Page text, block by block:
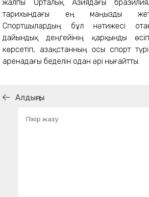
жалпы Орталық Азиядағы
тарихындағы ең маңызды
Спортшылардың бұл нәтижесі
дайындық деңгейінің қарқынды
көрсетіп, Қазақстанның осы спорт
аренадағы беделін одан әрі нығайтты.
Алдыңғы